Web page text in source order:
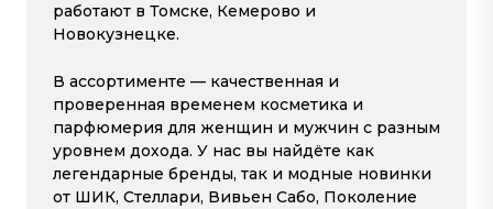
E'LLIPSE
1-й этаж
СИБИРСКИЙ
ЦИРЮЛЬНИК
1-й этаж
работают в Томске, Кемерово и
Новокузнецке.
В ассортименте — качественная и
проверенная временем косметика и
парфюмерия для женщин и мужчин с разным
уровнем дохода. У нас вы найдёте как
легендарные бренды, так и модные новинки
от ШИК, Стеллари, Вивьен Сабо, Поколение